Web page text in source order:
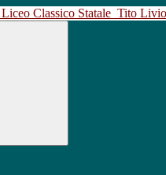
Liceo Classico Statale Tito